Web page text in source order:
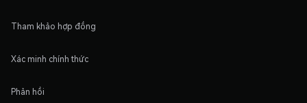
Tham khảo hợp đồng
Xác minh chính thức
Phản hồi